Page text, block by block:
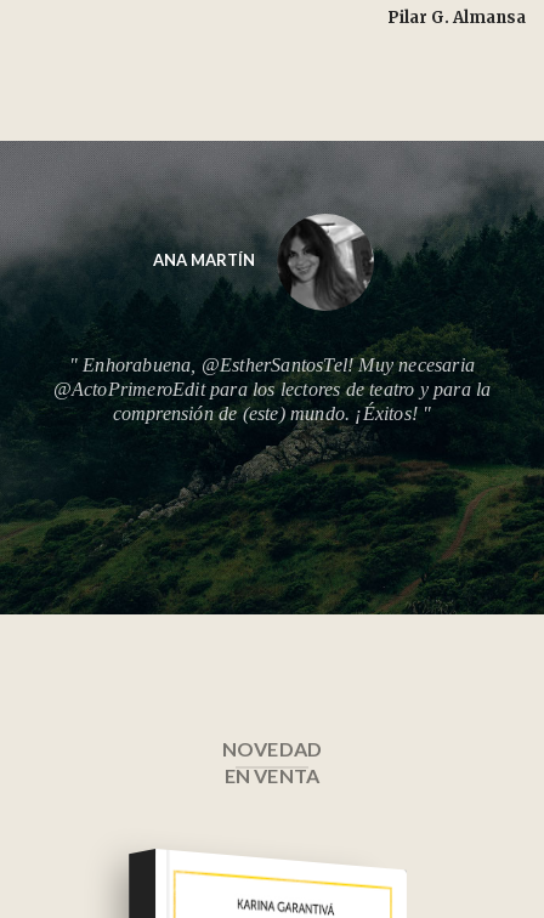
Pilar G. Almansa
LUCÍA
" Cómo se agradecería en esta editorial
texto de #elJurado de @LuisFelipe_BV con
???????? https://www.editorialactoprimero.com/ "
NOVEDAD
EN VENTA